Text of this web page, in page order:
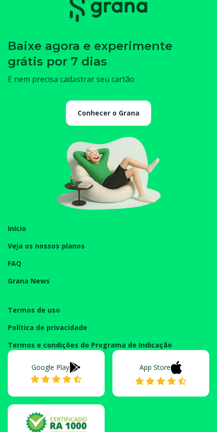
Baixe agora e experimente
grátis por 7 dias
E nem precisa cadastrar seu cartão
Conhecer o Grana
Início
Veja os nossos planos
FAQ
Grana News
Termos de uso
Política de privacidade
Termos e condições do Programa de Indicação
Google Play App Store